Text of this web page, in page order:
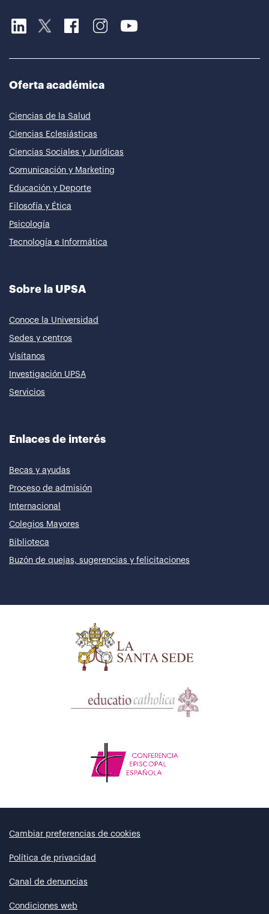
Oferta académica
Ciencias de la Salud
Ciencias Eclesiásticas
Ciencias Sociales y Jurídicas
Comunicación y Marketing
Educación y Deporte
Filosofía y Ética
Psicología
Tecnología e Informática
Sobre la UPSA
Conoce la Universidad
Sedes y centros
Visítanos
Investigación UPSA
Servicios
Enlaces de interés
Becas y ayudas
Proceso de admisión
Internacional
Colegios Mayores
Biblioteca
Buzón de quejas, sugerencias y felicitaciones
Cambiar preferencias de cookies
Política de privacidad
Canal de denuncias
Condiciones web